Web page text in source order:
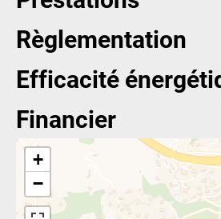
Règlementation
Efficacité
Financier
+
−